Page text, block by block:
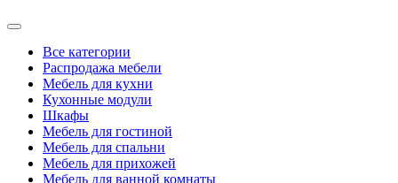
Все категории
Распродажа мебели
Мебель для кухни
Кухонные модули
Шкафы
Мебель для гостиной
Мебель для спальни
Мебель для прихожей
Мебель для ванной комнаты